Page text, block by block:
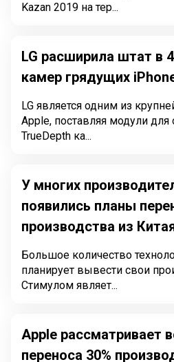
Kazan 2019 на тер...
LG расширила штат в
камер грядущих
LG является одним из
Apple, поставляя модули
TrueDepth ка...
У многих
появились планы
производства из
Большое количество
планирует вывести свои
Стимулом являет...
Apple рассматривает
переноса 30%